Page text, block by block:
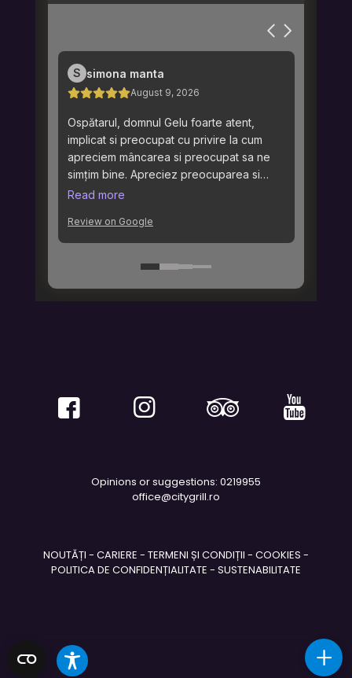
+
Opinions or suggestions: 0219955
office@citygrill.ro
NOUTĂȚI - CARIERE - TERMENI ȘI CONDIȚII - COOKIES -
POLITICA DE CONFIDENȚIALITATE - SUSTENABILITATE